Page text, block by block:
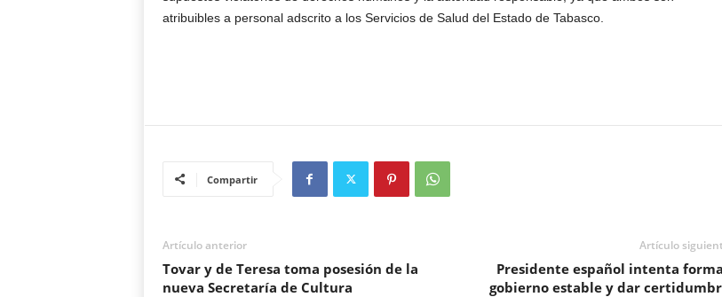
atribuibles a personal adscrito a los Servicios de Salud del Estado de Tabasco.
Compartir
Artículo anterior
Tovar y de Teresa toma posesión de la
nueva Secretaría de Cultura
Artículo
Presidente español intenta
gobierno estable y dar